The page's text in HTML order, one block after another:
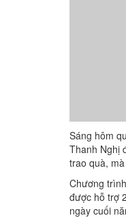
Sáng hôm
Thanh Nghị
trao quà,
Chương
được hỗ trợ
ngày cuối